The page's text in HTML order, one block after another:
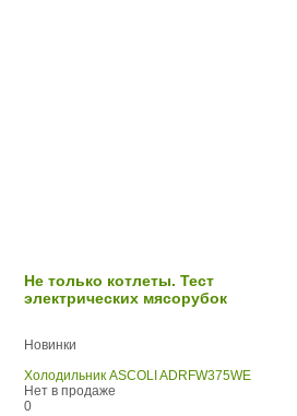
Не только котлеты. Тест
электрических мясорубок
Новинки
Холодильник ASCOLI ADRFW375WE
Нет в продаже
0